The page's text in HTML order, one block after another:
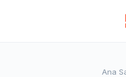
Ana